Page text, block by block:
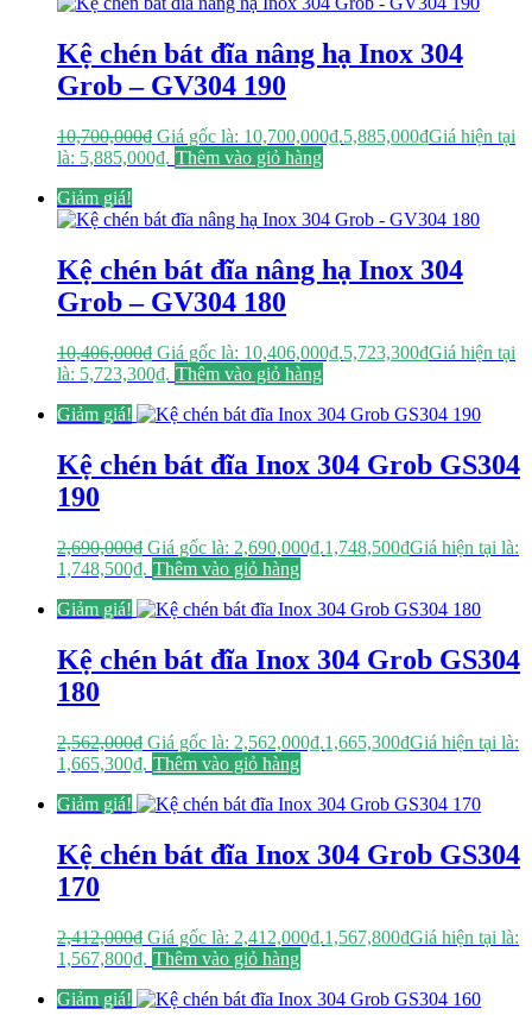
Kệ chén bát đĩa nâng hạ Inox 304
Grob – GV304 190
10,700,000₫ Giá gốc là: 10,700,000₫.5,885,000₫Giá hiện tại
là: 5,885,000₫. Thêm vào giỏ hàng
Giảm giá!
Kệ chén bát đĩa nâng hạ Inox 304
Grob – GV304 180
10,406,000₫ Giá gốc là: 10,406,000₫.5,723,300₫Giá hiện tại
là: 5,723,300₫. Thêm vào giỏ hàng
Giảm giá!
Kệ chén bát đĩa Inox 304 Grob GS304
190
2,690,000₫ Giá gốc là: 2,690,000₫.1,748,500₫Giá hiện tại là:
1,748,500₫. Thêm vào giỏ hàng
Giảm giá!
Kệ chén bát đĩa Inox 304 Grob GS304
180
2,562,000₫ Giá gốc là: 2,562,000₫.1,665,300₫Giá hiện tại là:
1,665,300₫. Thêm vào giỏ hàng
Giảm giá!
Kệ chén bát đĩa Inox 304 Grob GS304
170
2,412,000₫ Giá gốc là: 2,412,000₫.1,567,800₫Giá hiện tại là:
1,567,800₫. Thêm vào giỏ hàng
Giảm giá!